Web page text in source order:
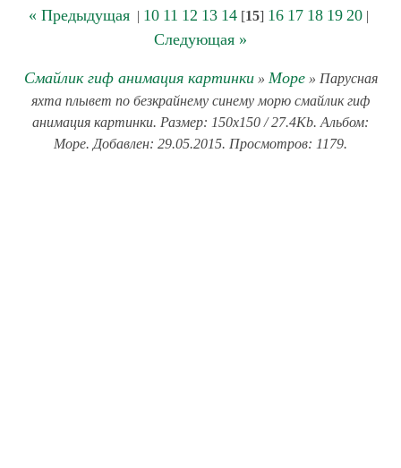
« Предыдущая | 10 11 12 13 14 [15] 16 17 18 19 20 |
Следующая »
Смайлик гиф анимация картинки» Море» Парусная
яхта плывет по безкрайнему синему морю смайлик гиф
анимация картинки. Размер: 150x150 / 27.4Kb. Альбом:
Море. Добавлен: 29.05.2015. Просмотров: 1179.